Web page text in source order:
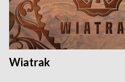
Wiatrak